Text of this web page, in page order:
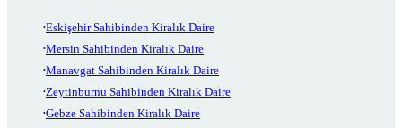
Eskişehir Sahibinden Kiralık Daire
Mersin Sahibinden Kiralık Daire
Manavgat Sahibinden Kiralık Daire
Zeytinburnu Sahibinden Kiralık Daire
Gebze Sahibinden Kiralık Daire